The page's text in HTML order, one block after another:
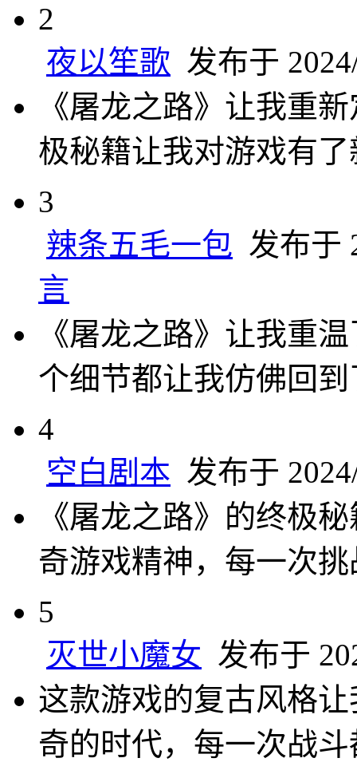
2
夜以笙歌 发布于
《屠龙之路》让我重
极秘籍让我对游戏有
3
辣条五毛一包 发布于
言
《屠龙之路》让我重
个细节都让我仿佛回
4
空白剧本 发布于
《屠龙之路》的终极
奇游戏精神，每一次
5
灭世小魔女 发布于
这款游戏的复古风格
奇的时代，每一次战